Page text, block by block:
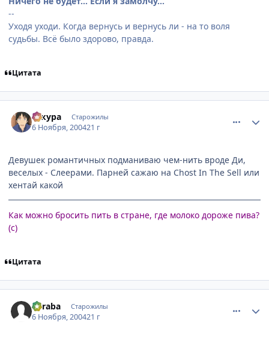
--
Уходя уходи. Когда вернусь и вернусь ли - на то воля
судьбы. Всё было здорово, правда.
Цитата
сакура Старожилы
6 Ноября, 200421 г
Девушек романтичных подманиваю чем-нить вроде Ди,
веселых - Слеерами. Парней сажаю на Chost In The Sell или
хентай какой
Как можно бросить пить в стране, где молоко дороже пива?
(с)
Цитата
Suraba Старожилы
6 Ноября, 200421 г